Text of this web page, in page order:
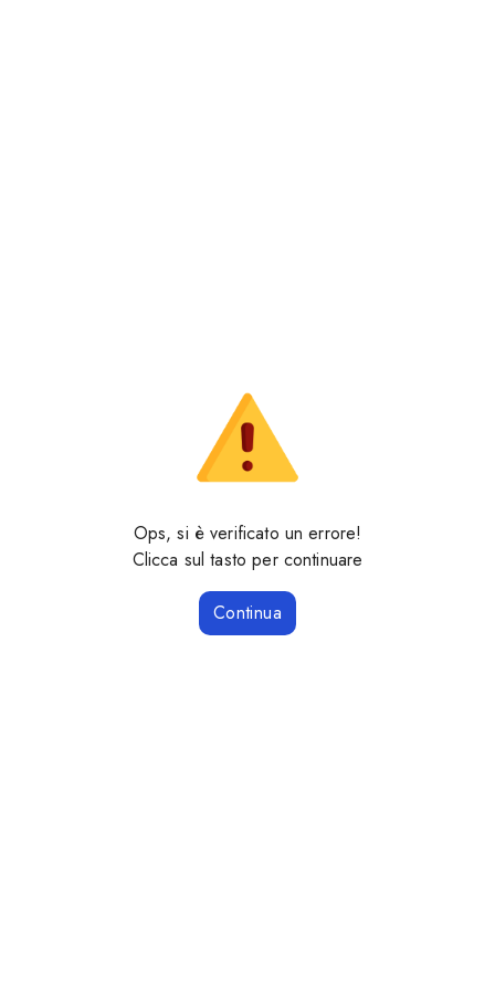
Ops, si è verificato un errore!
Clicca sul tasto per continuare
Continua